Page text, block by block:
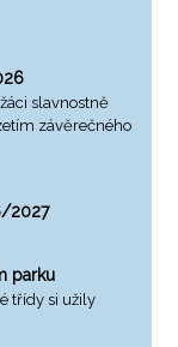
slavnostně
závěrečného
2027
parku
třídy si užily